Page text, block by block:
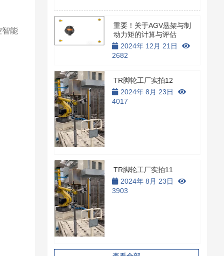
智能
重要！关于AGV悬架与制
动力矩的计算与评估
2024年 12月 21日
2682
TR脚轮工厂实拍12
2024年 8月 23日
4017
TR脚轮工厂实拍11
2024年 8月 23日
3903